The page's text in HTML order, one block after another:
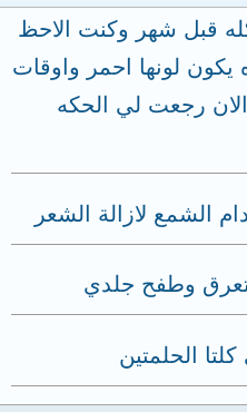
قبل شهر وكنت الاحظ
لونها احمر واوقات
رجعت لي الحكه
الشمع لازالة الشعر
وطفح جلدي
الحلمتين